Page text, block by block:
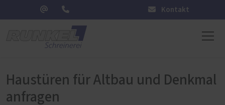
Kontakt
Haustüren für Altbau und Denkmal
anfragen